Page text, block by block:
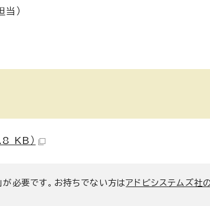
）
KB）
が必要です。お持ちでない方はアドビシステムズ社